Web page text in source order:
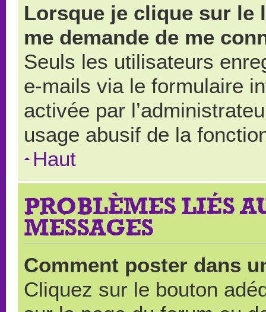
Lorsque je clique sur le
me demande de me
Seuls les utilisateurs
e-mails via le formulaire
activée par
usage abusif de la
Haut
PROBLÈMES LIÉS
MESSAGES
Comment poster dans
Cliquez sur le bouton